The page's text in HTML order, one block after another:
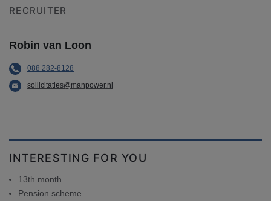
RECRUITER
Robin van Loon
088 282-8128
sollicitaties@manpower.nl
INTERESTING FOR YOU
13th month
Pension scheme